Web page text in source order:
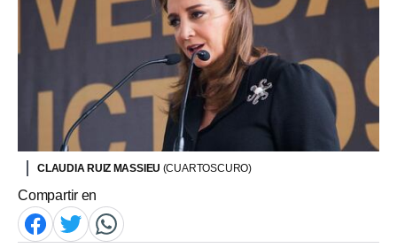
CLAUDIA RUIZ MASSIEU (CUARTOSCURO)
Compartir en